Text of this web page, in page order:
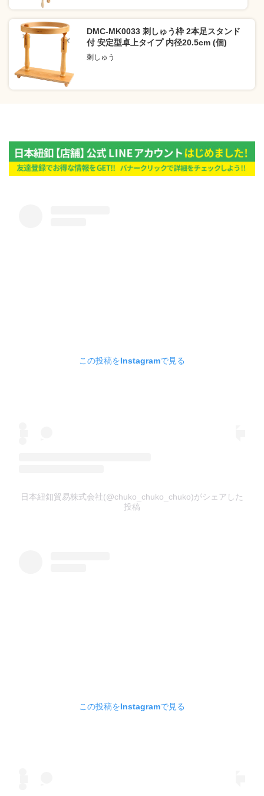
DMC-MK0033 刺しゅう枠 2本足スタンド
付 安定型卓上タイプ 内径20.5cm (個)
刺しゅう
この投稿をInstagramで見る
日本紐釦貿易株式会社(@chuko_chuko_chuko)がシェアした
投稿
この投稿をInstagramで見る